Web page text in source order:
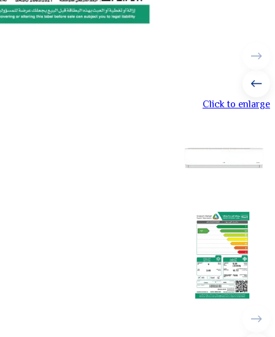
Click to enlarge